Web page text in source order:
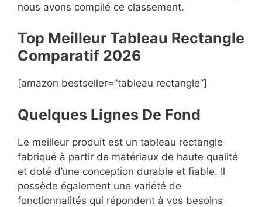
nous avons compilé ce classement.
Top Meilleur Tableau Rectangle
Comparatif 2026
[amazon bestseller=”tableau rectangle”]
Quelques Lignes De Fond
Le meilleur produit est un tableau rectangle
fabriqué à partir de matériaux de haute qualité
et doté d’une conception durable et fiable. Il
possède également une variété de
fonctionnalités qui répondent à vos besoins